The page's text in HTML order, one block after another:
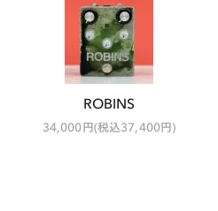
ROBINS
34,000円(税込37,400円)